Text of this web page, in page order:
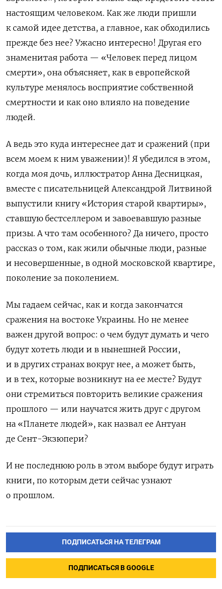
настоящим человеком. Как же люди пришли
к самой идее детства, а главное, как обходились
прежде без нее? Ужасно интересно! Другая его
знаменитая работа — «Человек перед лицом
смерти», она объясняет, как в европейской
культуре менялось восприятие собственной
смертности и как оно влияло на поведение
людей.
А ведь это куда интереснее дат и сражений (при
всем моем к ним уважении)! Я убедился в этом,
когда моя дочь, иллюстратор Анна Десницкая,
вместе с писательницей Александрой Литвиной
выпустили книгу «История старой квартиры»,
ставшую бестселлером и завоевавшую разные
призы. А что там особенного? Да ничего, просто
рассказ о том, как жили обычные люди, разные
и несовершенные, в одной московской квартире,
поколение за поколением.
Мы гадаем сейчас, как и когда закончатся
сражения на востоке Украины. Но не менее
важен другой вопрос: о чем будут думать и чего
будут хотеть люди и в нынешней России,
и в других странах вокруг нее, а может быть,
и в тех, которые возникнут на ее месте? Будут
они стремиться повторить великие сражения
прошлого — или научатся жить друг с другом
на «Планете людей», как назвал ее Антуан
де Сент-Экзюпери?
И не последнюю роль в этом выборе будут играть
книги, по которым дети сейчас узнают
о прошлом.
ПОДПИСАТЬСЯ НА ТЕЛЕГРАМ
ПОДПИСАТЬСЯ В GOOGLE